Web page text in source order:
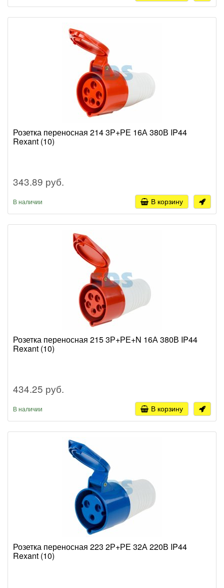
Розетка переносная 214 3Р+РЕ 16А 380В IP44
Rexant (10)
343.89 руб.
В наличии В корзину
Розетка переносная 215 3Р+РЕ+N 16А 380В IP44
Rexant (10)
434.25 руб.
В наличии В корзину
Розетка переносная 223 2Р+РЕ 32А 220В IP44
Rexant (10)